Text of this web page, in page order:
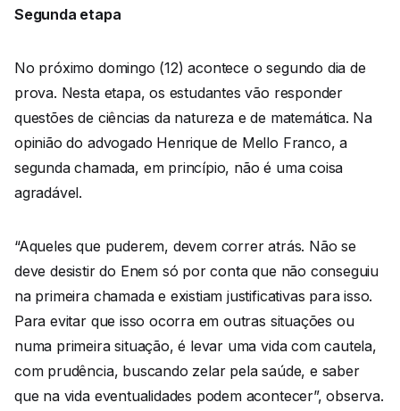
Segunda etapa
No próximo domingo (12) acontece o segundo dia de
prova. Nesta etapa, os estudantes vão responder
questões de ciências da natureza e de matemática. Na
opinião do advogado Henrique de Mello Franco, a
segunda chamada, em princípio, não é uma coisa
agradável.
“Aqueles que puderem, devem correr atrás. Não se
deve desistir do Enem só por conta que não conseguiu
na primeira chamada e existiam justificativas para isso.
Para evitar que isso ocorra em outras situações ou
numa primeira situação, é levar uma vida com cautela,
com prudência, buscando zelar pela saúde, e saber
que na vida eventualidades podem acontecer”, observa.